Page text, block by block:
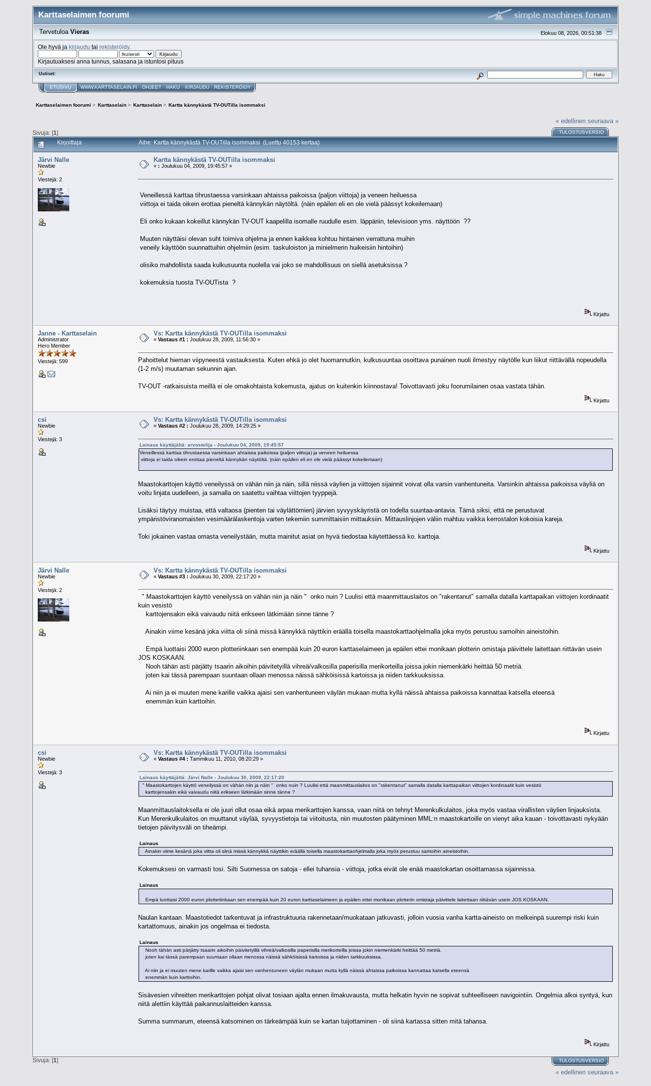
Karttaselaimen foorumi
Elokuu 08, 2026, 00:51:38
Tervetuloa Vieras
Ole hyvä jakirjaudu tairekisteröidy.
Kirjautuaksesi anna tunnus, salasana ja istuntosi pituus
Uutiset:
ETUSIVU WWW.KARTTASELAIN.FI OHJEET HAKU KIRJAUDU REKISTERÖIDY
Karttaselaimen foorumi > Karttaselain> Karttaselain> Kartta kännykästä TV-OUTilla isommaksi
« edellinen seuraava »
Sivuja: [1] TULOSTUSVERSIO
Kirjoittaja Aihe: Kartta kännykästä TV-OUTilla isommaksi (Luettu 40153 kertaa)
Järvi Nalle
Newbie
Viestejä: 2
Kartta kännykästä TV-OUTilla isommaksi
« : Joulukuu 04, 2009, 19:45:57 »
Veneillessä karttaa tihrustaessa varsinkaan ahtaissa paikoissa (paljon viittoja) ja veneen heiluessa
viittoja ei taida oikein erottaa pieneltä kännykän näytöltä. (näin epäilen eli en ole vielä päässyt kokeilemaan)
Eli onko kukaan kokeillut kännykän TV-OUT kaapelilla isomalle ruudulle esim. läppäriin, televisioon yms. näyttöön ??
Muuten näyttäisi olevan suht toimiva ohjelma ja ennen kaikkea kohtuu hintainen verrattuna muihin
veneily käyttöön suunnattuihin ohjelmiin (esim. taskuloiston ja minielmerin huikeisiin hintoihin)
olisiko mahdollista saada kulkusuunta nuolella vai joko se mahdollisuus on siellä asetuksissa ?
kokemuksia tuosta TV-OUTista ?
Kirjattu
Janne - Karttaselain
Administrator
Hero Member
Viestejä: 599
Vs: Kartta kännykästä TV-OUTilla isommaksi
«Vastaus #1 : Joulukuu 28, 2009, 11:56:30 »
Pahoittelut hieman viipyneestä vastauksesta. Kuten ehkä jo olet huomannutkin, kulkusuuntaa osoittava punainen nuoli ilmestyy näytölle kun liikut riittävällä nopeudella
(1-2 m/s) muutaman sekunnin ajan.
TV-OUT -ratkaisuista meillä ei ole omakohtaista kokemusta, ajatus on kuitenkin kiinnostava! Toivottavasti joku foorumilainen osaa vastata tähän.
Kirjattu
csi
Newbie
Viestejä: 3
Vs: Kartta kännykästä TV-OUTilla isommaksi
«Vastaus #2 : Joulukuu 28, 2009, 14:29:25 »
Lainaus käyttäjältä: arvostelija - Joulukuu 04, 2009, 19:45:57
Veneillessä karttaa tihrustaessa varsinkaan ahtaissa paikoissa (paljon viittoja) ja veneen heiluessa
viittoja ei taida oikein erottaa pieneltä kännykän näytöltä. (näin epäilen eli en ole vielä päässyt kokeilemaan)
Maastokarttojen käyttö veneilyssä on vähän niin ja näin, sillä niissä väylien ja viittojen sijainnit voivat olla varsin vanhentuneita. Varsinkin ahtaissa paikoissa väyliä on
voitu linjata uudelleen, ja samalla on saatettu vaihtaa viittojen tyyppejä.
Lisäksi täytyy muistaa, että valtaosa (pienten tai väylättömien) järvien syvyyskäyristä on todella suuntaa-antavia. Tämä siksi, että ne perustuvat
ympäristöviranomaisten vesimäärälaskentoja varten tekemiin summittaisiin mittauksiin. Mittauslinjojen väliin mahtuu vaikka kerrostalon kokoisia kareja.
Toki jokainen vastaa omasta veneilystään, mutta mainitut asiat on hyvä tiedostaa käytettäessä ko. karttoja.
Kirjattu
Järvi Nalle
Newbie
Viestejä: 2
Vs: Kartta kännykästä TV-OUTilla isommaksi
«Vastaus #3 : Joulukuu 30, 2009, 22:17:20 »
" Maastokarttojen käyttö veneilyssä on vähän niin ja näin " onko nuin ? Luulisi että maanmittauslaitos on "rakentanut" samalla datalla karttapaikan viittojen kordinaatit
kuin vesistö
karttojensakin eikä vaivaudu niitä erikseen lätkimään sinne tänne ?
Ainakin viime kesänä joka viitta oli siinä missä kännykkä näyttikin eräällä toisella maastokarttaohjelmalla joka myös perustuu samoihin aineistoihin.
Empä luottaisi 2000 euron plotteriinkaan sen enempää kuin 20 euron karttaselaimeen ja epäilen ettei monikaan plotterin omistaja päivittele laitettaan riittävän usein
JOS KOSKAAN.
Nooh tähän asti pärjätty tsaarin aikoihin päivitetyillä vihreä/valkosilla paperisilla merikorteilla joissa jokin niemenkärki heittää 50 metriä.
joten kai tässä parempaan suuntaan ollaan menossa näissä sähköisissä kartoissa ja niiden tarkkuuksissa.
Ai niin ja ei muuten mene karille vaikka ajaisi sen vanhentuneen väylän mukaan mutta kyllä näissä ahtaissa paikoissa kannattaa katsella eteensä
enemmän kuin karttoihin.
Kirjattu
csi
Newbie
Viestejä: 3
Vs: Kartta kännykästä TV-OUTilla isommaksi
«Vastaus #4 : Tammikuu 11, 2010, 08:20:29 »
Lainaus käyttäjältä: Järvi Nalle - Joulukuu 30, 2009, 22:17:20
" Maastokarttojen käyttö veneilyssä on vähän niin ja näin " onko nuin ? Luulisi että maanmittauslaitos on "rakentanut" samalla datalla karttapaikan viittojen kordinaatit kuin vesistö
karttojensakin eikä vaivaudu niitä erikseen lätkimään sinne tänne ?
Maanmittauslaitoksella ei ole juuri ollut osaa eikä arpaa merikarttojen kanssa, vaan niitä on tehnyt Merenkulkulaitos, joka myös vastaa virallisten väylien linjauksista.
Kun Merenkulkulaitos on muuttanut väylää, syvyystietoja tai viitoitusta, niin muutosten päätyminen MML:n maastokartoille on vienyt aika kauan - toivottavasti nykyään
tietojen päivitysväli on tiheämpi.
Lainaus
Ainakin viime kesänä joka viitta oli siinä missä kännykkä näyttikin eräällä toisella maastokarttaohjelmalla joka myös perustuu samoihin aineistoihin.
Kokemuksesi on varmasti tosi. Silti Suomessa on satoja - ellei tuhansia - viittoja, jotka eivät ole enää maastokartan osoittamassa sijainnissa.
Lainaus
Empä luottaisi 2000 euron plotteriinkaan sen enempää kuin 20 euron karttaselaimeen ja epäilen ettei monikaan plotterin omistaja päivittele laitettaan riittävän usein JOS KOSKAAN.
Naulan kantaan. Maastotiedot tarkentuvat ja infrastruktuuria rakennetaan/muokataan jatkuvasti, jolloin vuosia vanha kartta-aineisto on melkeinpä suurempi riski kuin
kartattomuus, ainakin jos ongelmaa ei tiedosta.
Lainaus
Nooh tähän asti pärjätty tsaarin aikoihin päivitetyillä vihreä/valkosilla paperisilla merikorteilla joissa jokin niemenkärki heittää 50 metriä.
joten kai tässä parempaan suuntaan ollaan menossa näissä sähköisissä kartoissa ja niiden tarkkuuksissa.
Ai niin ja ei muuten mene karille vaikka ajaisi sen vanhentuneen väylän mukaan mutta kyllä näissä ahtaissa paikoissa kannattaa katsella eteensä
enemmän kuin karttoihin.
Sisävesien vihreitten merikarttojen pohjat olivat tosiaan ajalta ennen ilmakuvausta, mutta helkatin hyvin ne sopivat suhteelliseen navigointiin. Ongelmia alkoi syntyä, kun
niitä alettiin käyttää paikannuslaitteiden kanssa.
Summa summarum, eteensä katsominen on tärkeämpää kuin se kartan tuijottaminen - oli siinä kartassa sitten mitä tahansa.
Kirjattu
TULOSTUSVERSIO
Sivuja: [1]
« edellinen seuraava »